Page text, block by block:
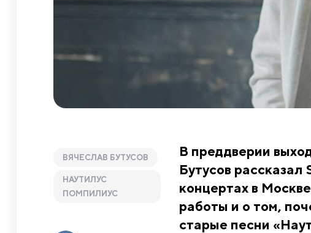
ВЯЧЕСЛАВ БУТУСОВ
НАУТИЛУС
ПОМПИЛИУС
В преддверии
Бутусов
концертах в
работы и о том,
старые песни